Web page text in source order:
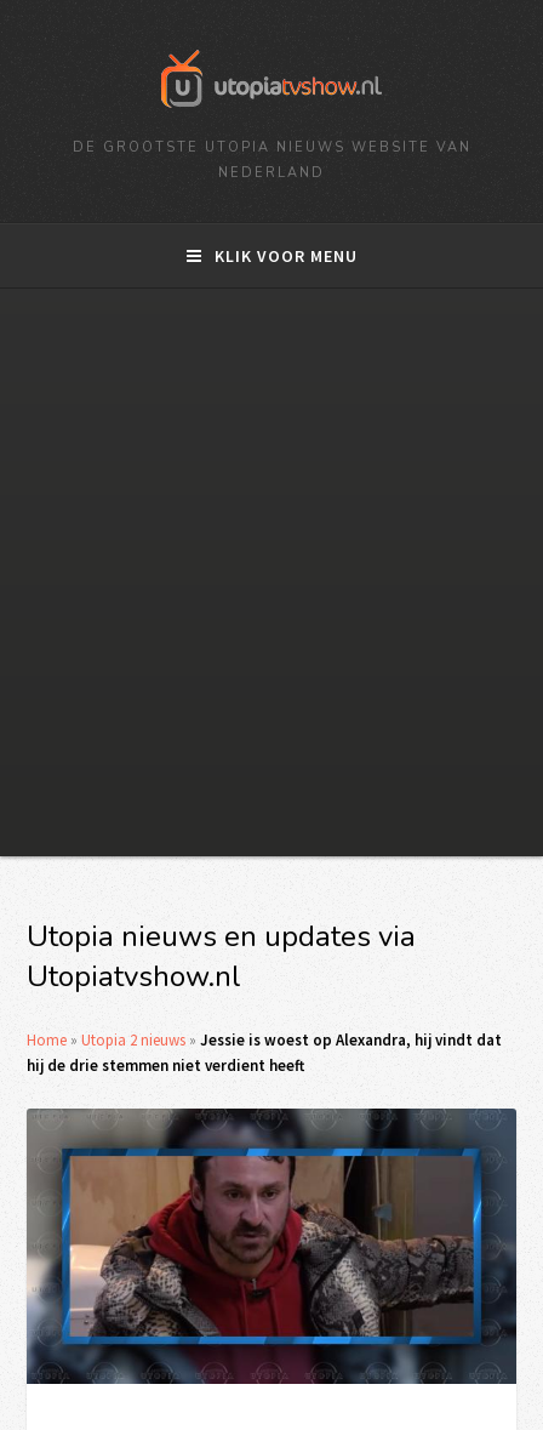
DE GROOTSTE UTOPIA NIEUWS WEBSITE VAN
NEDERLAND
KLIK VOOR MENU
Utopia nieuws en updates via
Utopiatvshow.nl
Home »Utopia 2 nieuws »Jessie is woest op Alexandra, hij vindt dat
hij de drie stemmen niet verdient heeft